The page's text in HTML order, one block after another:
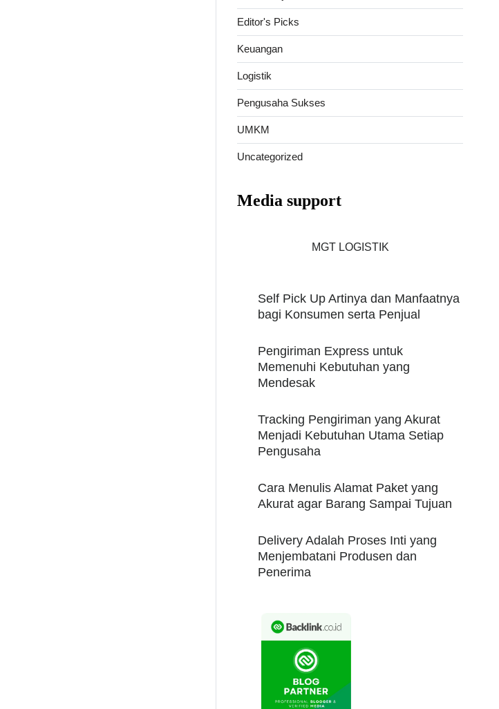
Editor's Picks
Keuangan
Logistik
Pengusaha Sukses
UMKM
Uncategorized
Media support
MGT LOGISTIK
Self Pick Up Artinya dan Manfaatnya
bagi Konsumen serta Penjual
Pengiriman Express untuk
Memenuhi Kebutuhan yang
Mendesak
Tracking Pengiriman yang Akurat
Menjadi Kebutuhan Utama Setiap
Pengusaha
Cara Menulis Alamat Paket yang
Akurat agar Barang Sampai Tujuan
Delivery Adalah Proses Inti yang
Menjembatani Produsen dan
Penerima